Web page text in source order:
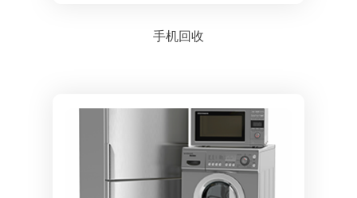
手机回收